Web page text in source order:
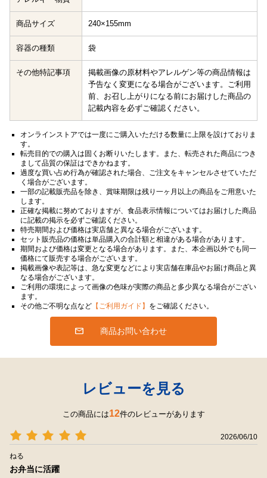
商品サイズ 240×155mm
容器の種類 袋
その他特記事項
掲載画像の原材料やアレルゲン等の商品情報は
予告なく変更になる場合がございます。ご利用
前、お召し上がりになる前にお届けした商品の
記載内容を必ずご確認ください。
オンラインストアでは一度にご購入いただける数量に上限を設けておりま
す。
転売目的での購入は固くお断りいたします。また、転売された商品につき
まして品質の保証はできかねます。
過度な買い占め行為が確認された場合、ご注文をキャンセルさせていただ
く場合がございます。
一部の記載販売品を除き、賞味期限は残り一ヶ月以上の商品をご用意いた
します。
正確な掲載に努めておりますが、食品表示情報についてはお届けした商品
に記載の掲示を必ずご確認ください。
特売期間および価格は実店舗と異なる場合がございます。
セット販売品の価格は単品購入の合計額と相違がある場合があります。
期間および価格は変更となる場合があります。また、本企画以外でも同一
価格にて販売する場合がございます。
掲載画像や表記等は、急な変更などにより実店舗在庫品やお届け商品と異
なる場合がございます。
ご利用の環境によって画像の色味が実際の商品と多少異なる場合がござい
ます。
その他ご不明な点など 【ご利用ガイド】 をご確認ください。
商品お問い合わせ
レビューを見る
この商品には12件のレビューがあります
2026/06/10
ねる
お弁当に活躍